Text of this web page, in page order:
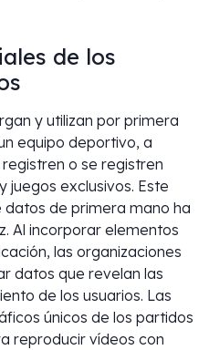
de los
y utilizan por primera
equipo deportivo, a
o se registren
exclusivos. Este
de primera mano ha
Al incorporar elementos
las organizaciones
datos que revelan las
de los usuarios. Las
únicos de los partidos
reproducir vídeos con